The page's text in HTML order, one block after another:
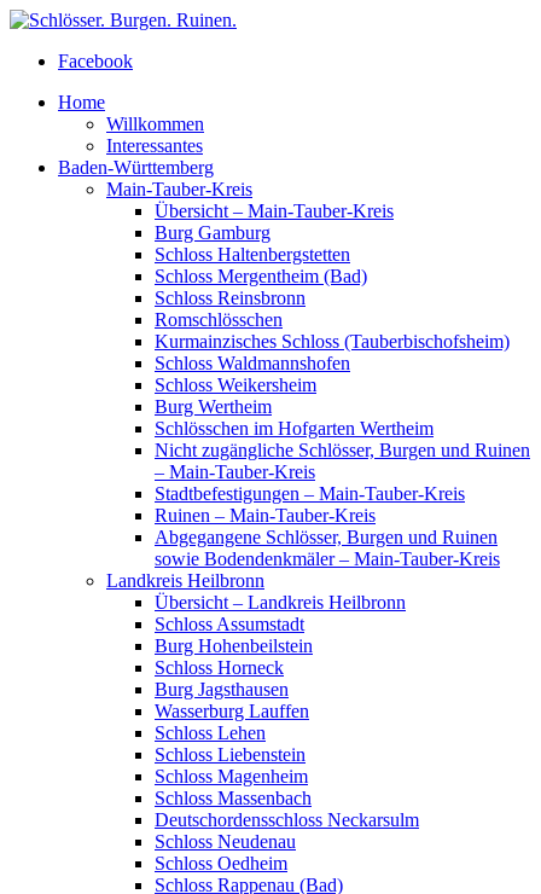
Facebook
Home
Willkommen
Interessantes
Baden-Württemberg
Main-Tauber-Kreis
Übersicht – Main-Tauber-Kreis
Burg Gamburg
Schloss Haltenbergstetten
Schloss Mergentheim (Bad)
Schloss Reinsbronn
Romschlösschen
Kurmainzisches Schloss (Tauberbischofsheim)
Schloss Waldmannshofen
Schloss Weikersheim
Burg Wertheim
Schlösschen im Hofgarten Wertheim
Nicht zugängliche Schlösser, Burgen und Ruinen
– Main-Tauber-Kreis
Stadtbefestigungen – Main-Tauber-Kreis
Ruinen – Main-Tauber-Kreis
Abgegangene Schlösser, Burgen und Ruinen
sowie Bodendenkmäler – Main-Tauber-Kreis
Landkreis Heilbronn
Übersicht – Landkreis Heilbronn
Schloss Assumstadt
Burg Hohenbeilstein
Schloss Horneck
Burg Jagsthausen
Wasserburg Lauffen
Schloss Lehen
Schloss Liebenstein
Schloss Magenheim
Schloss Massenbach
Deutschordensschloss Neckarsulm
Schloss Neudenau
Schloss Oedheim
Schloss Rappenau (Bad)